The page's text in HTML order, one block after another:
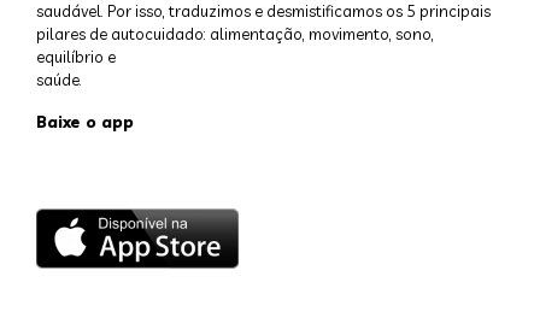
saudável. Por isso, traduzimos e desmistificamos os 5 principais
pilares de autocuidado: alimentação, movimento, sono,
equilíbrio e
saúde.
Baixe o app